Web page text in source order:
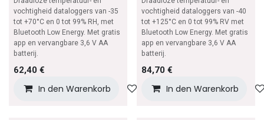
vochtigheid dataloggers van -35
tot +70°C en 0 tot 99% RH, met
Bluetooth Low Energy. Met gratis
app en vervangbare 3,6 V AA
batterij.
62,40 €
In den Warenkorb Auf die Wunschliste
vochtigheid dataloggers van -40
tot +125°C en 0 tot 99% RV met
Bluetooth Low Energy. Met gratis
app en vervangbare 3,6 V AA
batterij.
84,70€
In den Warenkorb